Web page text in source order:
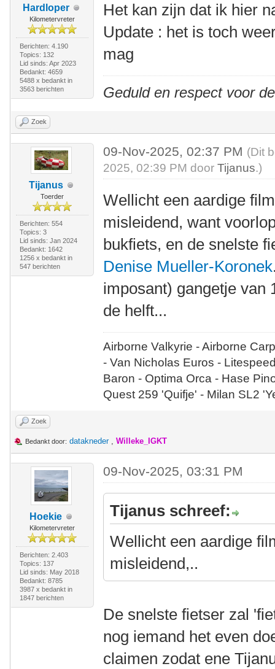
Hardloper
Kilometervreter
Berichten: 4.190
Topics: 132
Lid sinds: Apr 2023
Bedankt: 4659
5488 x bedankt in
3563 berichten
Het kan zijn dat ik hier
Update : het is toch
mag
Geduld en respect voor
Zoek
Tijanus
Toerder
Berichten: 554
Topics: 3
Lid sinds: Jan 2024
Bedankt: 1642
1256 x bedankt in
547 berichten
09-Nov-2025, 02:37 PM (Dit
2025, 02:39 PM doorTijanus.)
Wellicht een aardige
misleidend, want
bukfiets, en de snelste
Denise Mueller-Koronek
imposant) gangetje van
de helft...
Airborne Valkyrie - Airborne
- Van Nicholas Euros -
Baron - Optima Orca - Hase
Quest 259 'Quifje' - Milan SL2
Zoek
Bedankt door: datakneder, Willeke_IGKT
Hoekie
Kilometervreter
Berichten: 2.403
Topics: 137
Lid sinds: May 2018
Bedankt: 8785
3987 x bedankt in
1847 berichten
09-Nov-2025, 03:31 PM
Tijanus schreef:
Wellicht een aardige
misleidend,..
De snelste fietser zal
nog iemand het even
claimen zodat ene